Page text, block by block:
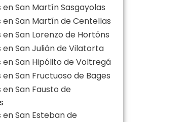
San Martín Sasgayolas
San Martín de Centellas
San Lorenzo de Hortóns
San Julián de Vilatorta
San Hipólito de Voltregá
San Fructuoso de Bages
San Fausto de
San Esteban de